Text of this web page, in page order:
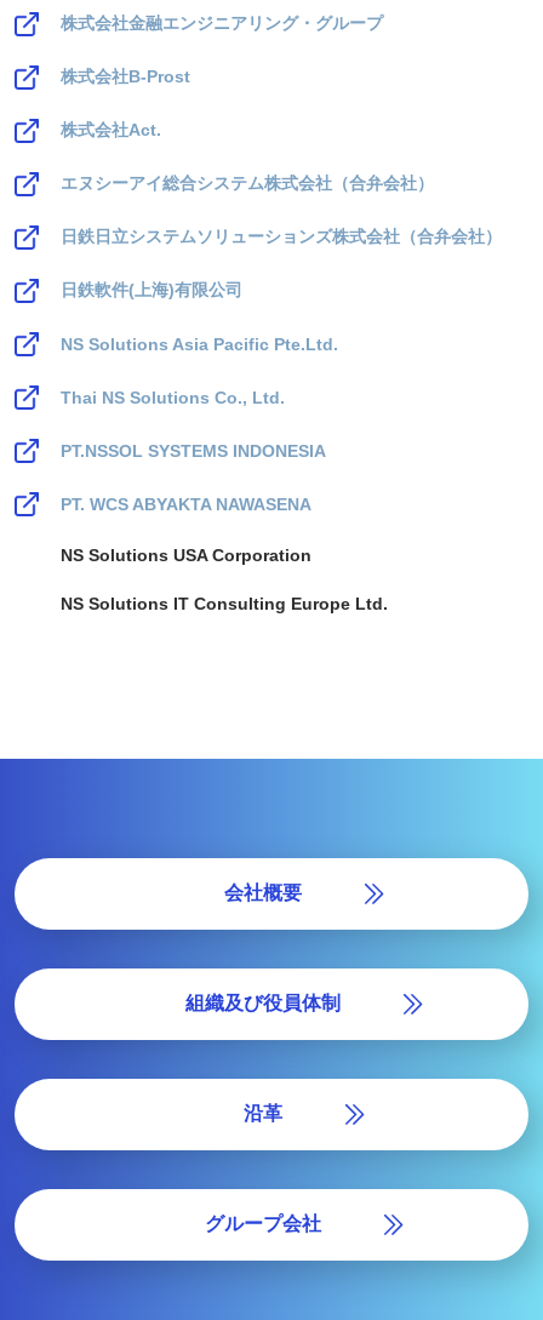
株式会社金融エンジニアリング・グループ
株式会社B-Prost
株式会社Act.
エヌシーアイ総合システム株式会社（合弁会社）
日鉄日立システムソリューションズ株式会社（合弁会社）
日鉄軟件(上海)有限公司
NS Solutions Asia Pacific Pte.Ltd.
Thai NS Solutions Co., Ltd.
PT.NSSOL SYSTEMS INDONESIA
PT. WCS ABYAKTA NAWASENA
NS Solutions USA Corporation
NS Solutions IT Consulting Europe Ltd.
会社概要
組織及び役員体制
沿革
グループ会社